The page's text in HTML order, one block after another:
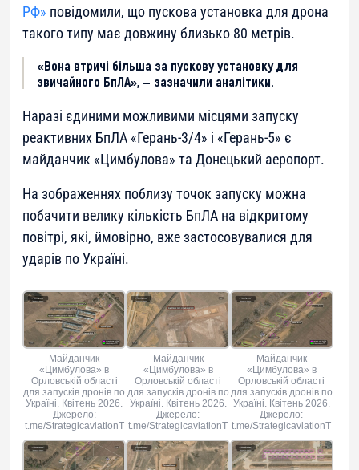
РФ» повідомили, що пускова установка для дрона
такого типу має довжину близько 80 метрів.
«Вона втричі більша за пускову установку для
звичайного БпЛА», — зазначили аналітики.
Наразі єдиними можливими місцями запуску
реактивних БпЛА «Герань-3/4» і «Герань-5» є
майданчик «Цимбулова» та Донецький аеропорт.
На зображеннях поблизу точок запуску можна
побачити велику кількість БпЛА на відкритому
повітрі, які, ймовірно, вже застосовувалися для
ударів по Україні.
Майданчик
«Цимбулова» в
Орловській області
для запусків дронів по
Україні. Квітень 2026.
Джерело:
t.me/StrategicaviationT
Майданчик
«Цимбулова» в
Орловській області
для запусків дронів по
Україні. Квітень 2026.
Джерело:
t.me/StrategicaviationT
Майданчик
«Цимбулова» в
Орловській області
для запусків дронів по
Україні. Квітень 2026.
Джерело:
t.me/StrategicaviationT